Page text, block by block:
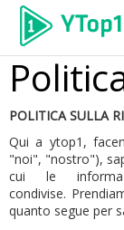
POLITICA SULLA
Qui a ytop1,
"noi", "nostro"),
cui le
condivise.
quanto segue per